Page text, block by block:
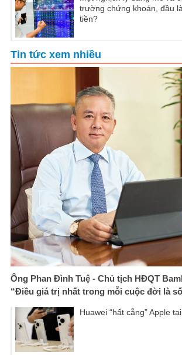
trường chứng khoán, đầu
tiền?
Tin tức xem nhiều
Ông Phan Đình Tuệ - Chủ tịch HĐQT
“Điều giá trị nhất trong mỗi cuộc đời là
Huawei “hất cẳng” Apple